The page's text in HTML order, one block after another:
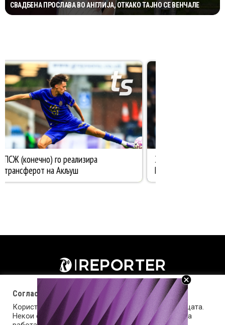
СВАДБЕНА ПРОСЛАВА ВО АНГЛИЈА, ОТКАКО ТАЈНО СЕ ВЕНЧАЛЕ
Согласност за колачиња (cookies)
Користиме колачиња за оптимизирање на страницата.
Некои од колачињата се од суштинско значење за